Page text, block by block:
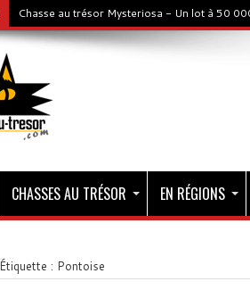
Chasse au trésor Mysteriosa - Un lot à 50
CHASSES AU TRÉSOR EN RÉGIONS
Étiquette : Pontoise